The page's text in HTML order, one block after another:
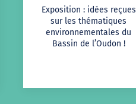
Exposition : idées reçues
sur les thématiques
environnementales du
Bassin de l’Oudon !